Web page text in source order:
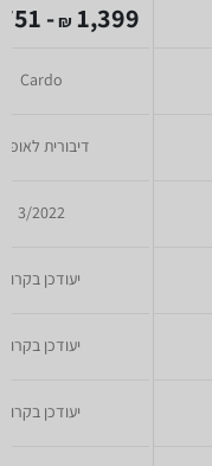
1,399
₪
- 751
Cardo
דיבורית
3/2022
יעודכן בקרוב
יעודכן בקרוב
יעודכן בקרוב